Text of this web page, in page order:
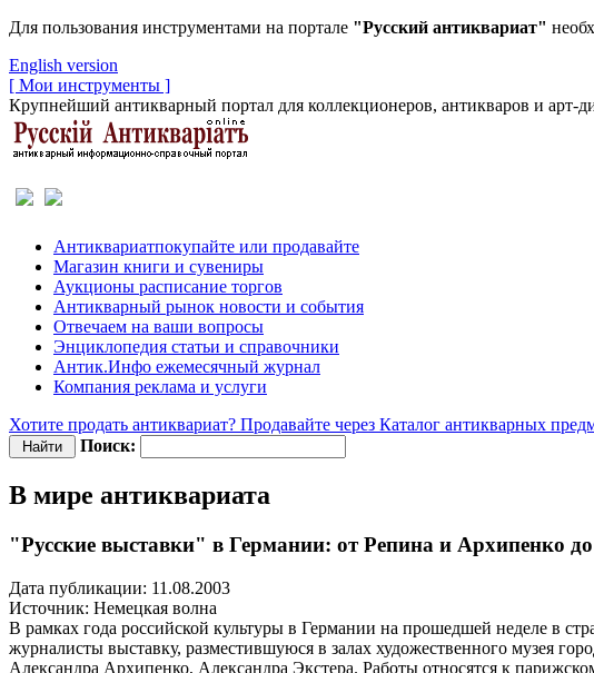
Для пользования инструментами на портале "Русский антиквариат"
English version
[ Мои инструменты ]
Крупнейший антикварный портал для коллекционеров, антикваров и арт-
Антиквариатпокупайте или продавайте
Магазин книги и сувениры
Аукционы расписание торгов
Антикварный рынок новости и события
Отвечаем на ваши вопросы
Энциклопедия статьи и справочники
Антик.Инфо ежемесячный журнал
Компания реклама и услуги
Хотите продать антиквариат? Продавайте через Каталог антикварных
Поиск:
В мире антиквариата
"Русские выставки" в Германии: от Репина и Архипенко
Дата публикации: 11.08.2003
Источник: Немецкая волна
В рамках года российской культуры в Германии на прошедшей неделе в
журналисты выставку, разместившуюся в залах художественного музея
Александра Архипенко, Александра Экстера. Работы относятся к